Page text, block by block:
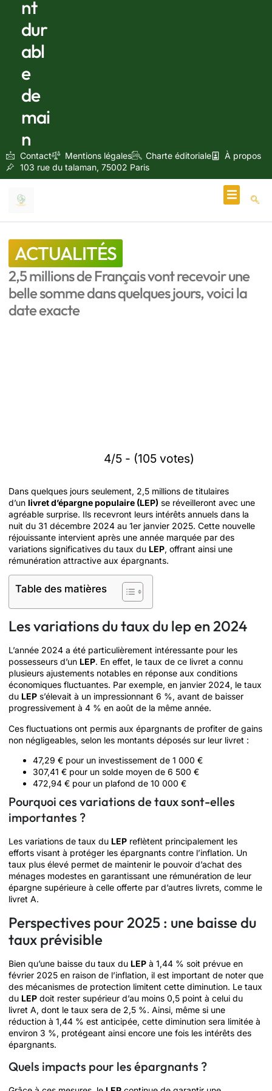
nt
dur
abl
e
de
mai
n
Contact Mentions légales Charte éditoriale
À propos
103 rue du talaman, 75002 Paris
ACTUALITÉS
2,5 millions de Français vont recevoir une
belle somme dans quelques jours, voici la
date exacte
4/5 - (105 votes)
Dans quelques jours seulement, 2,5 millions de titulaires
d’un livret d’épargne populaire (LEP) se réveilleront avec une
agréable surprise. Ils recevront leurs intérêts annuels dans la
nuit du 31 décembre 2024 au 1er janvier 2025. Cette nouvelle
réjouissante intervient après une année marquée par des
variations significatives du taux du LEP, offrant ainsi une
rémunération attractive aux épargnants.
Table des matières
Les variations du taux du lep en 2024
L’année 2024 a été particulièrement intéressante pour les
possesseurs d’un LEP. En effet, le taux de ce livret a connu
plusieurs ajustements notables en réponse aux conditions
économiques fluctuantes. Par exemple, en janvier 2024, le taux
du LEP s’élevait à un impressionnant 6 %, avant de baisser
progressivement à 4 % en août de la même année.
Ces fluctuations ont permis aux épargnants de profiter de gains
non négligeables, selon les montants déposés sur leur livret :
47,29 € pour un investissement de 1 000 €
307,41 € pour un solde moyen de 6 500 €
472,94 € pour un plafond de 10 000 €
Pourquoi ces variations de taux sont-elles
importantes ?
Les variations de taux du LEP reflètent principalement les
efforts visant à protéger les épargnants contre l’inflation. Un
taux plus élevé permet de maintenir le pouvoir d’achat des
ménages modestes en garantissant une rémunération de leur
épargne supérieure à celle offerte par d’autres livrets, comme le
livret A.
Perspectives pour 2025 : une baisse du
taux prévisible
Bien qu’une baisse du taux du LEP à 1,44 % soit prévue en
février 2025 en raison de l’inflation, il est important de noter que
des mécanismes de protection limitent cette diminution. Le taux
du LEP doit rester supérieur d’au moins 0,5 point à celui du
livret A, dont le taux sera de 2,5 %. Ainsi, même si une
réduction à 1,44 % est anticipée, cette diminution sera limitée à
environ 3 %, protégeant ainsi encore une fois les intérêts des
épargnants.
Quels impacts pour les épargnants ?